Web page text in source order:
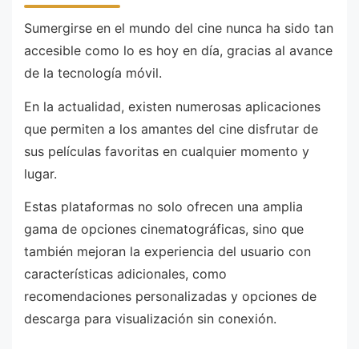
Sumergirse en el mundo del cine nunca ha sido tan
accesible como lo es hoy en día, gracias al avance
de la tecnología móvil.
En la actualidad, existen numerosas aplicaciones
que permiten a los amantes del cine disfrutar de
sus películas favoritas en cualquier momento y
lugar.
Estas plataformas no solo ofrecen una amplia
gama de opciones cinematográficas, sino que
también mejoran la experiencia del usuario con
características adicionales, como
recomendaciones personalizadas y opciones de
descarga para visualización sin conexión.